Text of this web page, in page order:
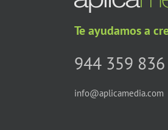
Te ayudamos a
944 359 836
info@aplicamedia.com